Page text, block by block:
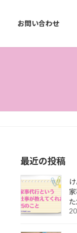
お問い合わせ
最近の投稿